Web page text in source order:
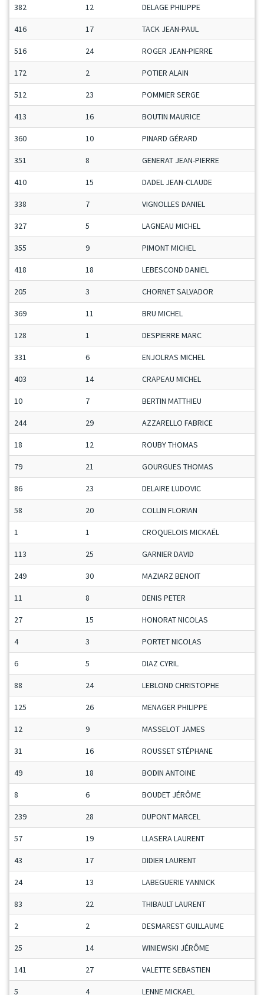
382 12 DELAGE PHILIPPE
416 17 TACK JEAN-PAUL
516 24 ROGER JEAN-PIERRE
172 2 POTIER ALAIN
512 23 POMMIER SERGE
413 16 BOUTIN MAURICE
360 10 PINARD GÉRARD
351 8 GENERAT JEAN-PIERRE
410 15 DADEL JEAN-CLAUDE
338 7 VIGNOLLES DANIEL
327 5 LAGNEAU MICHEL
355 9 PIMONT MICHEL
418 18 LEBESCOND DANIEL
205 3 CHORNET SALVADOR
369 11 BRU MICHEL
128 1 DESPIERRE MARC
331 6 ENJOLRAS MICHEL
403 14 CRAPEAU MICHEL
10 7 BERTIN MATTHIEU
244 29 AZZARELLO FABRICE
18 12 ROUBY THOMAS
79 21 GOURGUES THOMAS
86 23 DELAIRE LUDOVIC
58 20 COLLIN FLORIAN
1 1 CROQUELOIS MICKAËL
113 25 GARNIER DAVID
249 30 MAZIARZ BENOIT
11 8 DENIS PETER
27 15 HONORAT NICOLAS
4 3 PORTET NICOLAS
6 5 DIAZ CYRIL
88 24 LEBLOND CHRISTOPHE
125 26 MENAGER PHILIPPE
12 9 MASSELOT JAMES
31 16 ROUSSET STÉPHANE
49 18 BODIN ANTOINE
8 6 BOUDET JÉRÔME
239 28 DUPONT MARCEL
57 19 LLASERA LAURENT
43 17 DIDIER LAURENT
24 13 LABEGUERIE YANNICK
83 22 THIBAULT LAURENT
2 2 DESMAREST GUILLAUME
25 14 WINIEWSKI JÉRÔME
141 27 VALETTE SEBASTIEN
5 4 LENNE MICKAEL